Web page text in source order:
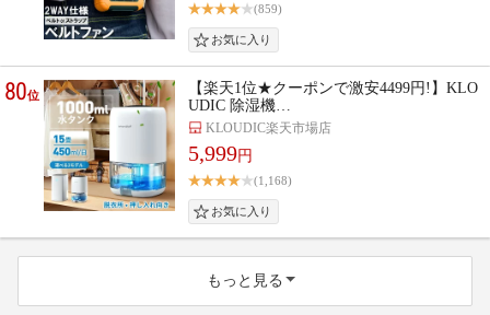
(859)
80位
【楽天1位★クーポンで激安4499円!】KLO
UDIC 除湿機…
KLOUDIC楽天市場店
5,999円
(1,168)
もっと見る